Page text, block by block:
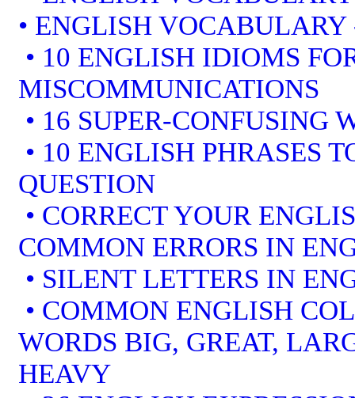
• ENGLISH
• 10 ENGLISH IDIOMS
MISCOMMUNICATIONS
• 16 SUPER-CONFUSING
• 10 ENGLISH PHRASES
QUESTION
• CORRECT YOUR
COMMON ERRORS IN
• SILENT LETTERS IN
• COMMON ENGLISH
WORDS BIG, GREAT,
HEAVY